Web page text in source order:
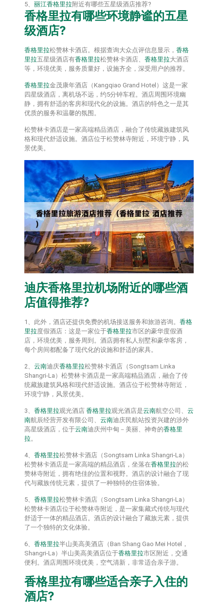
5、 丽江香格里拉附近有哪些五星级酒店推荐?
香格里拉有哪些环境静谧的五星
级酒店?
香格里拉松赞林卡酒店。根据查询大众点评信息显示， 香格
里拉五星级酒店有香格里拉松赞林卡酒店、 香格里拉大酒店
等，环境优美，服务质量好，设施齐全，深受用户的推荐。
香格里拉金茂康年酒店（Kangqiao Grand Hotel）这是一家
四星级酒店，离机场不远，约5分钟车程。酒店周围环境幽
静，拥有舒适的客房和现代化的设施。酒店的特色之一是其
优质的服务和温馨的氛围。
松赞林卡酒店是一家高端精品酒店，融合了传统藏族建筑风
格和现代舒适设施。酒店位于松赞林寺附近，环境宁静，风
景优美。
迪庆香格里拉机场附近的哪些酒
店值得推荐?
1、此外，酒店还提供免费的机场接送服务和旅游咨询。 香格
里拉度假酒店：这是一家位于香格里拉市区的豪华度假酒
店，环境优美，服务周到。酒店拥有私人别墅和豪华客房，
每个房间都配备了现代化的设施和舒适的家具。
2、 云南迪庆香格里拉松赞林卡酒店（Songtsam Linka
Shangri-La）松赞林卡酒店是一家高端精品酒店，融合了传
统藏族建筑风格和现代舒适设施。酒店位于松赞林寺附近，
环境宁静，风景优美。
3、 香格里拉观光酒店 香格里拉观光酒店是云南航空公司、 云
南航辰经营开发有限公司、 云南迪庆民航站投资兴建的涉外
高星级酒店，位于云南迪庆州中甸－美丽、神奇的香格里
拉。
4、 香格里拉松赞林卡酒店（Songtsam Linka Shangri-La）
松赞林卡酒店是一家高端的精品酒店，坐落在香格里拉的松
赞林寺附近，拥有绝佳的位置和视野。酒店的设计融合了现
代与藏族传统元素，提供了一种独特的住宿体验。
5、 香格里拉松赞林卡酒店（Songtsam Linka Shangri-La）
松赞林卡酒店位于松赞林寺附近，是一家集藏式传统与现代
舒适于一体的精品酒店。酒店的设计融合了藏族元素，提供
了一个独特的文化体验。
6、 香格里拉半山美高美酒店（Ban Shang Gao Mei Hotel，
Shangri-La）半山美高美酒店位于香格里拉市区附近，交通
便利。酒店周围环境优美，空气清新，非常适合亲子游。
香格里拉有哪些适合亲子入住的
酒店?